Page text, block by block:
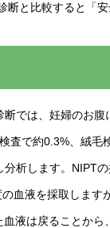
と比較すると「
では、妊婦のお
査で約0.3%、絨
析します。NIPT
血液を採取します
液は戻ることか